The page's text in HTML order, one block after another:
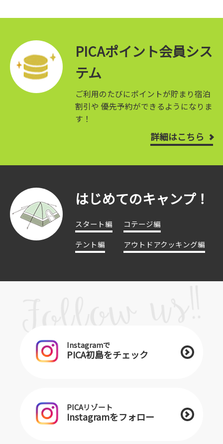
PICAポイント会員シス
テム
ご利用のたびにポイントが貯まり宿泊
割引や 優先予約ができるようになりま
す！
詳細はこちら
はじめてのキャンプ！
スタート編
コテージ編
テント編
アウトドアクッキング編
Instagramで
PICA初島をチェック
PICAリゾート
Instagramをフォロー